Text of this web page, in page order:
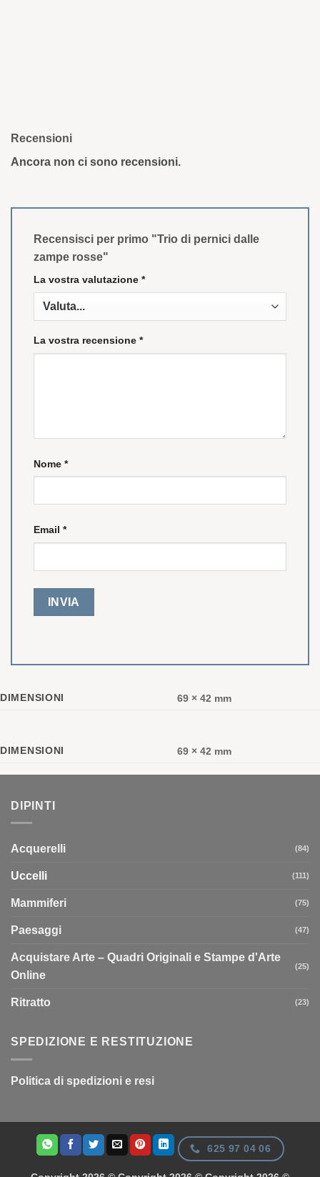
Recensioni
Ancora non ci sono recensioni.
Recensisci per primo "Trio di pernici dalle
zampe rosse"
La vostra valutazione *
La vostra recensione *
Nome *
Email *
DIMENSIONI 69 × 42 mm
DIMENSIONI 69 × 42 mm
DIPINTI
Acquerelli (84)
Uccelli (111)
Mammiferi (75)
Paesaggi (47)
Acquistare Arte – Quadri Originali e Stampe d'Arte
Online
(25)
Ritratto (23)
SPEDIZIONE E RESTITUZIONE
Politica di spedizioni e resi
625 97 04 06